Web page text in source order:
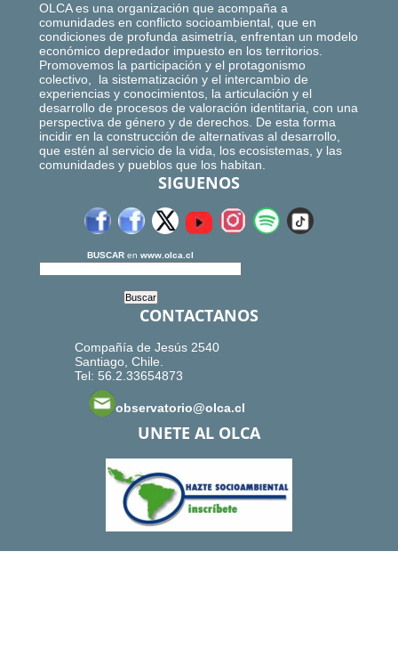
OLCA es una organización que acompaña a
comunidades en conflicto socioambiental, que en
condiciones de profunda asimetría, enfrentan un modelo
económico depredador impuesto en los territorios.
Promovemos la participación y el protagonismo
colectivo, la sistematización y el intercambio de
experiencias y conocimientos, la articulación y el
desarrollo de procesos de valoración identitaria, con una
perspectiva de género y de derechos. De esta forma
incidir en la construcción de alternativas al desarrollo,
que estén al servicio de la vida, los ecosistemas, y las
comunidades y pueblos que los habitan.
SIGUENOS
BUSCAR en www.olca.cl
CONTACTANOS
Compañía de Jesús 2540
Santiago, Chile.
Tel: 56.2.33654873
observatorio@olca.cl
UNETE AL OLCA